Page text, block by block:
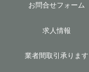
お問合せフォーム
求人情報
業者間取引承ります